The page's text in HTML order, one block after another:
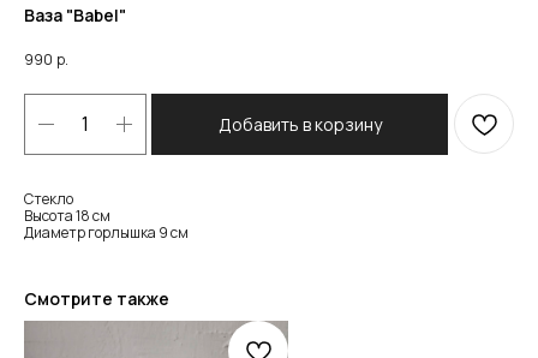
Ваза "Babel"
990 р.
Добавить в корзину
Стекло
Высота 18 см
Диаметр горлышка 9 см
Смотрите также